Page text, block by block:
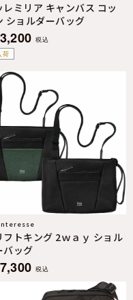
荷
レミリア キャンバス コッ
ショルダーバッグ
税込
フトキング 2ｗａｙ ショル
バッグ
税込